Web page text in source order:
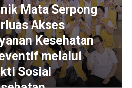
Mata Serpong
Akses
Kesehatan
melalui
Sosial